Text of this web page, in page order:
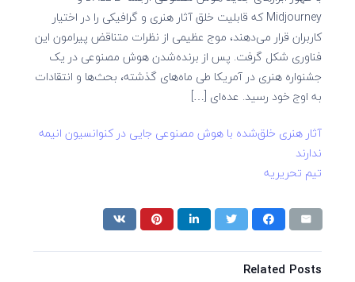
Midjourney که قابلیت خلق آثار هنری و گرافیکی را در اختیار
کاربران قرار می‌دهند، موج عظیمی از نظرات متناقض پیرامون این
فناوری شکل گرفت. پس از برنده‌شدن هوش مصنوعی در یک
جشنواره هنری در آمریکا طی ماه‌های گذشته، بحث‌ها و انتقادات
به اوج خود رسید. عده‌ای […]
آثار هنری خلق‌شده با هوش مصنوعی جایی در کنوانسیون انیمه
ندارند
تیم تحریریه
Related Posts